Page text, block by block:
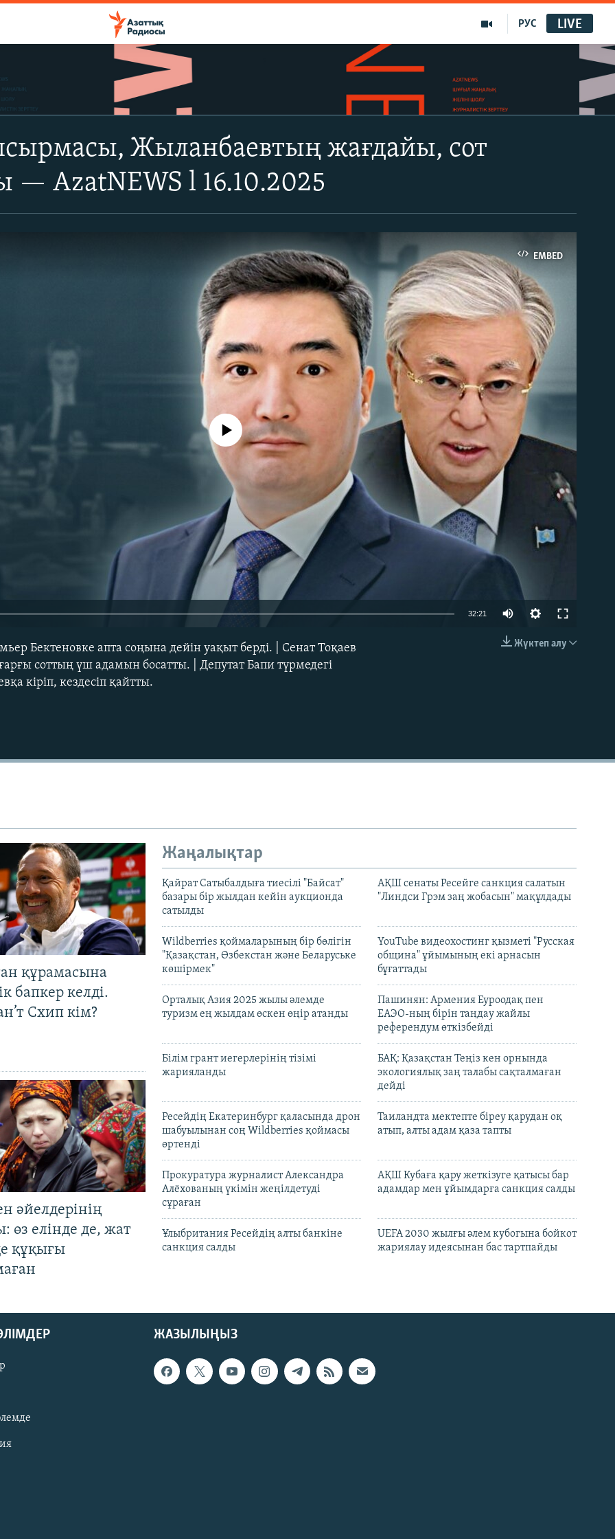
РУС LIVE
Жыланбаевтың жағдайы, сот
— AzatNEWS l 16.10.2025
EMBED
EMBED
No media source currently available
32:21
Жүктеп алу
Бектеновке апта соңына дейін уақыт берді. | Сенат Тоқаев
соттың үш адамын босатты. | Депутат Бапи түрмедегі
кіріп, кездесіп қайтты.
құрамасына
бапкер келді.
Схип кім?
әйелдерінің
өз елінде де, жат
құқығы
Жаңалықтар
Қайрат Сатыбалдыға тиесілі "Байсат"
базары бір жылдан кейін аукционда
сатылды
АҚШ сенаты Ресейге санкция салатын
"Линдси Грэм заң жобасын" мақұлдады
Wildberries қоймаларының бір бөлігін
"Қазақстан, Өзбекстан және Беларуське
көшірмек"
YouTube видеохостинг қызметі "Русская
община" ұйымының екі арнасын
бұғаттады
Орталық Азия 2025 жылы әлемде
туризм ең жылдам өскен өңір атанды
Пашинян: Армения Еуроодақ пен
ЕАЭО-ның бірін таңдау жайлы
референдум өткізбейді
Білім грант иегерлерінің тізімі
жарияланды
БАҚ: Қазақстан Теңіз кен орнында
экологиялық заң талабы сақталмаған
дейді
Ресейдің Екатеринбург қаласында дрон
шабуылынан соң Wildberries қоймасы
өртенді
Таиландта мектепте біреу қарудан оқ
атып, алты адам қаза тапты
Прокуратура журналист Александра
Алёхованың үкімін жеңілдетуді
сұраған
АҚШ Кубаға қару жеткізуге қатысы бар
адамдар мен ұйымдарға санкция салды
Ұлыбритания Ресейдің алты банкіне
санкция салды
UEFA 2030 жылғы әлем кубогына бойкот
жариялау идеясынан бас тартпайды
ЖАЗЫЛЫҢЫЗ